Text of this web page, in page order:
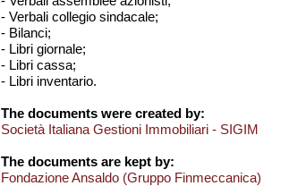
- Verbali collegio sindacale;
- Bilanci;
- Libri giornale;
- Libri cassa;
- Libri inventario.
The documents were created by:
Società Italiana Gestioni Immobiliari - SIGIM
The documents are kept by:
Fondazione Ansaldo (Gruppo Finmeccanica)